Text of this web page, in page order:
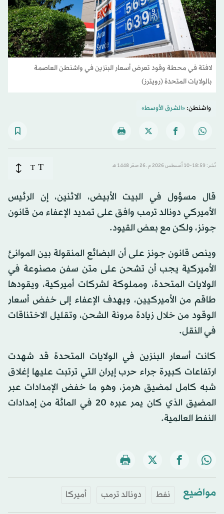
لافتة في محطة وقود تعرض أسعار البنزين في واشنطن العاصمة
بالولايات المتحدة (رويترز)
واشنطن:«الشرق الأوسط»
نُشر: 18:59-10 أغسطس 2026 م ـ 26 صفَر 1448 هـ T
T
قال مسؤول في البيت الأبيض، الاثنين، إن الرئيس
الأميركي دونالد ترمب وافق على تمديد الإعفاء من قانون
جونز، ولكن مع بعض القيود.
وينص قانون جونز على أن البضائع المنقولة بين الموانئ
الأميركية يجب أن تشحن على متن سفن مصنوعة في
الولايات المتحدة، ومملوكة لشركات أميركية، ويقودها
طاقم من الأميركيين، ويهدف الإعفاء إلى خفض أسعار
الوقود من خلال زيادة مرونة الشحن، وتقليل الاختناقات
في النقل.
كانت أسعار البنزين في الولايات المتحدة قد شهدت
ارتفاعات كبيرة جراء حرب إيران التي ترتبت عليها إغلاق
شبه كامل لمضيق هرمز، وهو ما خفض الإمدادات عبر
المضيق الذي كان يمر عبره 20 في المائة من إمدادات
النفط العالمية.
مواضيع نفط دونالد ترمب أميركا